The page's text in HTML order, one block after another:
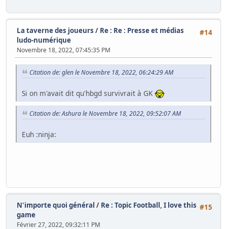
#14
La taverne des joueurs / Re : Re : Presse et médias
ludo-numérique
Novembre 18, 2022, 07:45:35 PM
Citation de: glen le Novembre 18, 2022, 06:24:29 AM
Si on m'avait dit qu'hbgd survivrait à GK
Citation de: Ashura le Novembre 18, 2022, 09:52:07 AM
Euh :ninja:
#15
N'importe quoi général / Re : Topic Football, I love this
game
Février 27, 2022, 09:32:11 PM